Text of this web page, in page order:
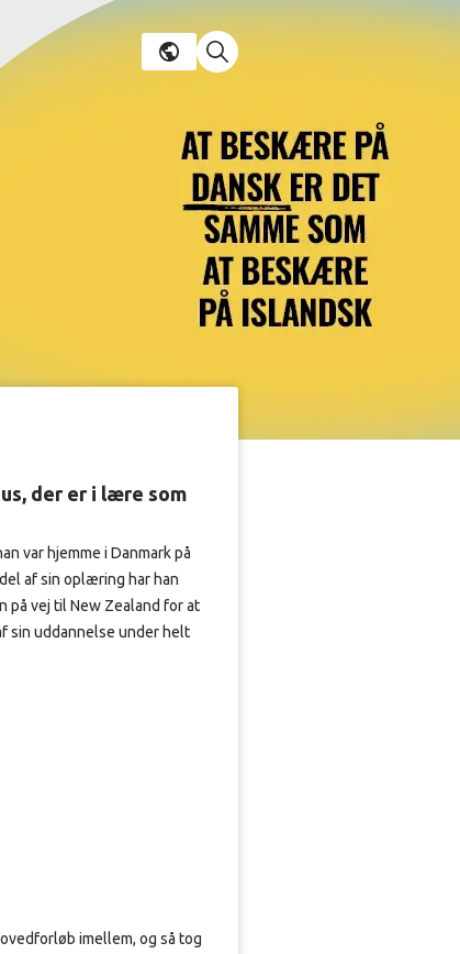
der er i lære som
var hjemme i Danmark på
af sin oplæring har han
på vej til New Zealand for at
sin uddannelse under helt
imellem, og så tog